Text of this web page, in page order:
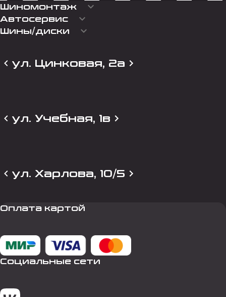
Шиномонтаж keyboard_arrow_down
Автосервис keyboard_arrow_down
Шины/диски keyboard_arrow_down
ул. Цинковая, 2а
ул. Учебная, 1в
ул. Харлова, 10/5
Оплата картой
Социальные сети